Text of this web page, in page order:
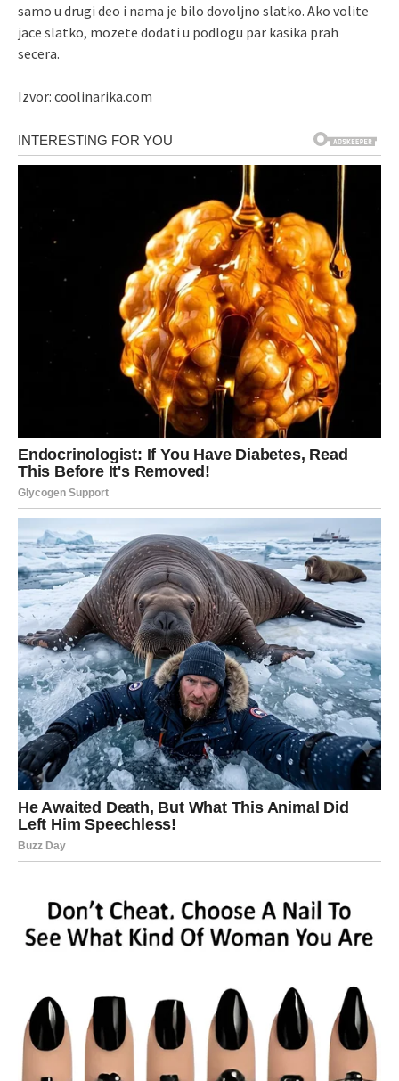
samo u drugi deo i nama je bilo dovoljno slatko. Ako volite
jace slatko, mozete dodati u podlogu par kasika prah
secera.
Izvor: coolinarika.com